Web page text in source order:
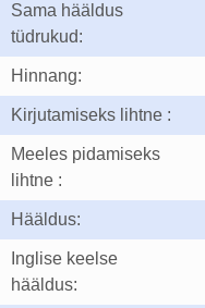
Sama hääldus
tüdrukud:
Hinnang:
Kirjutamiseks lihtne :
Meeles pidamiseks
lihtne :
Hääldus:
Inglise keelse
hääldus: